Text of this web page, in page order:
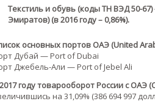
Текстиль и обувь (коды ТН ВЭД 50-
Эмиратов) (в 2016 году – 0,86%).
основных портов ОАЭ (United
Дубай — Port of Dubai
Джебель-Али — Port of Jebel Ali
году товарооборот России с
на 31,09% (386 694 997